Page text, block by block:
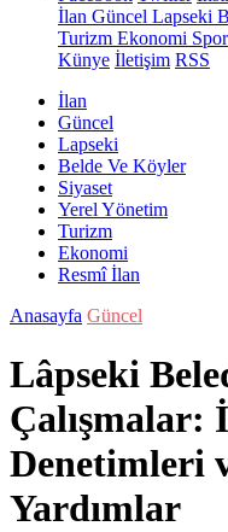
İlan Güncel Lapseki
Turizm Ekonomi Spor
Künye İletişim RSS
İlan
Güncel
Lapseki
Belde Ve Köyler
Siyaset
Yerel Yönetim
Turizm
Ekonomi
Resmî İlan
Anasayfa Güncel
Lâpseki
Çalışmalar:
Denetimleri
Yardımlar